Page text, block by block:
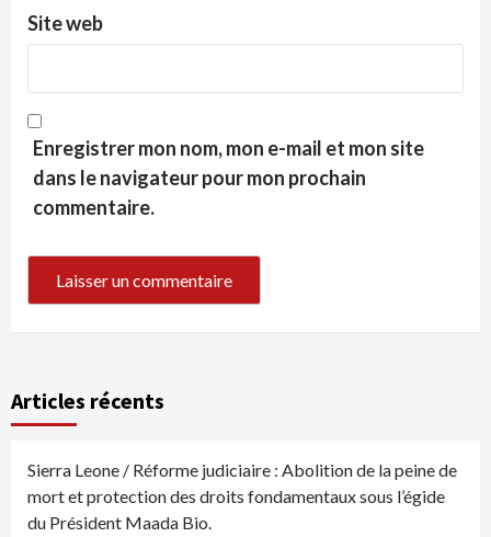
Site web
Enregistrer mon nom, mon e-mail et mon site
dans le navigateur pour mon prochain
commentaire.
Articles récents
Sierra Leone / Réforme judiciaire : Abolition de la peine de
mort et protection des droits fondamentaux sous l’égide
du Président Maada Bio.